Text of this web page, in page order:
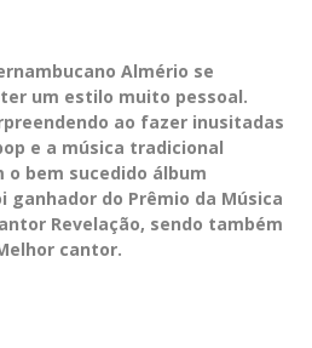
Almério se
um estilo muito pessoal.
ao fazer inusitadas
e a música tradicional
o bem sucedido álbum
ganhador do Prêmio da Música
Revelação, sendo também
cantor.